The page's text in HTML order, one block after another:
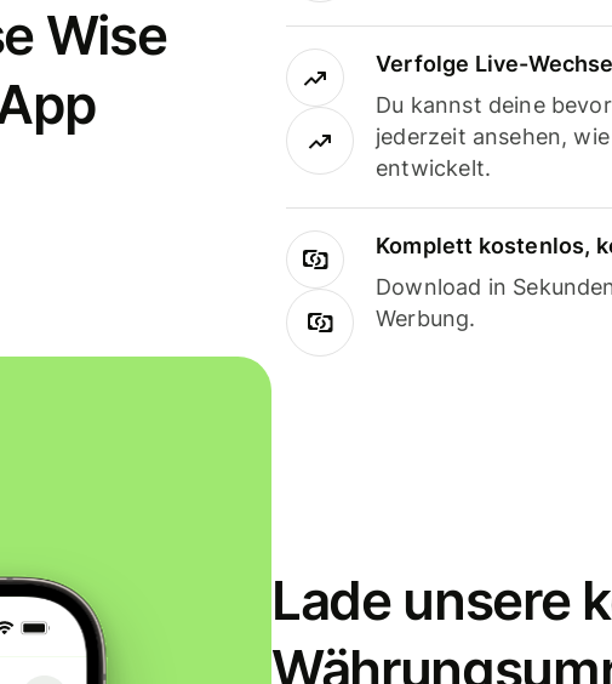
Wise
Verfolge Live-
Du kannst deine
jederzeit ansehen,
entwickelt.
Komplett kostenlos,
Download in
Werbung.
Lade unsere